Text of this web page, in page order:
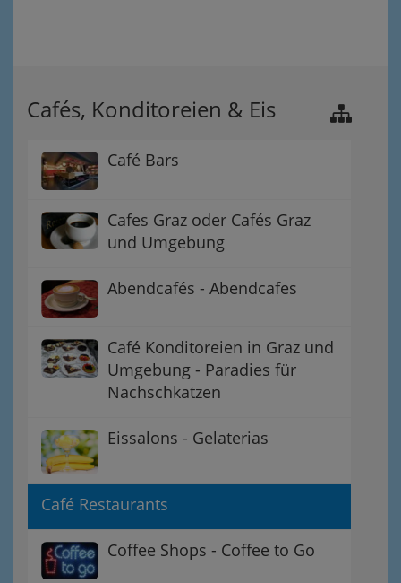
Cafés, Konditoreien & Eis
Café Bars
Cafes Graz oder Cafés Graz
und Umgebung
Abendcafés - Abendcafes
Café Konditoreien in Graz und
Umgebung - Paradies für
Nachschkatzen
Eissalons - Gelaterias
Café Restaurants
Coffee Shops - Coffee to Go